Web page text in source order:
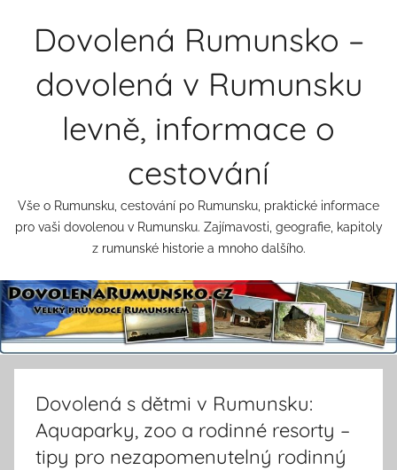
Dovolená Rumunsko –
dovolená v Rumunsku
levně, informace o
cestování
Vše o Rumunsku, cestování po Rumunsku, praktické informace
pro vaši dovolenou v Rumunsku. Zajímavosti, geografie, kapitoly
z rumunské historie a mnoho dalšího.
Dovolená s dětmi v Rumunsku:
Aquaparky, zoo a rodinné resorty –
tipy pro nezapomenutelný rodinný